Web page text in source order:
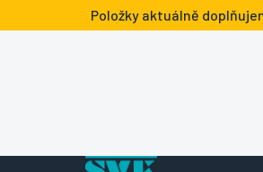
na
Položky aktuálně